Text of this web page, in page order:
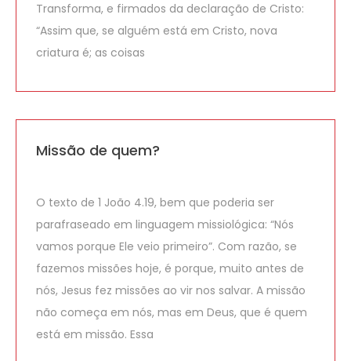
Transforma, e firmados da declaração de Cristo:
“Assim que, se alguém está em Cristo, nova
criatura é; as coisas
Missão de quem?
O texto de 1 João 4.19, bem que poderia ser
parafraseado em linguagem missiológica: “Nós
vamos porque Ele veio primeiro”. Com razão, se
fazemos missões hoje, é porque, muito antes de
nós, Jesus fez missões ao vir nos salvar. A missão
não começa em nós, mas em Deus, que é quem
está em missão. Essa